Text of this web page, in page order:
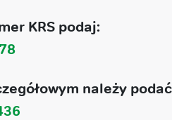
KRS podaj:
należy